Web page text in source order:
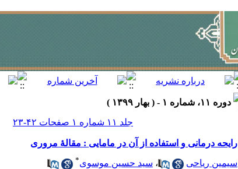
دوره ۱۱، شماره ۱ - ( بهار ۱۳۹۹ )
جلد ۱۱ شماره ۱ صفحات ۴۲-۲۳
رایحه ‌درمانی و استفاده از آن در مامایی : مقالۀ مروری
سیمین ریاحی ، سید حسین موسوی*